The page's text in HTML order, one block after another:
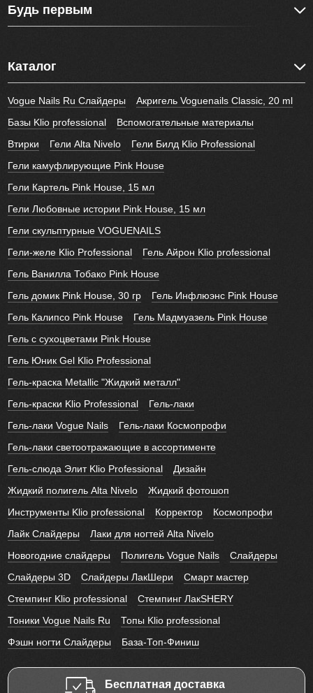
Будь первым
Каталог
Vogue Nails Ru Слайдеры
Акригель Voguenails Classic, 20 ml
Базы Klio professional
Вспомогательные материалы
Втирки
Гели Alta Nivelo
Гели Билд Klio Professional
Гели камуфлирующие Pink House
Гели Картель Pink House, 15 мл
Гели Любовные истории Pink House, 15 мл
Гели скульптурные VOGUENAILS
Гели-желе Klio Professional
Гель Айрон Klio professional
Гель Ванилла Тобако Pink House
Гель домик Pink House, 30 гр
Гель Инфлюэнс Pink House
Гель Калипсо Pink House
Гель Мадмуазель Pink House
Гель с сухоцветами Pink House
Гель Юник Gel Klio Professional
Гель-краска Metallic "Жидкий металл"
Гель-краски Klio Professional
Гель-лаки
Гель-лаки Vogue Nails
Гель-лаки Космопрофи
Гель-лаки светоотражающие в ассортименте
Гель-слюда Элит Klio Professional
Дизайн
Жидкий полигель Alta Nivelo
Жидкий фотошоп
Инструменты Klio professional
Корректор
Космопрофи
Лайк Слайдеры
Лаки для ногтей Alta Nivelo
Новогодние слайдеры
Полигель Vogue Nails
Слайдеры
Слайдеры 3D
Слайдеры ЛакШери
Смарт мастер
Стемпинг Klio professional
Стемпинг ЛакSHERY
Тоники Vogue Nails Ru
Топы Klio professional
Фэшн ногти Слайдеры
База-Топ-Финиш
Бесплатная доставка